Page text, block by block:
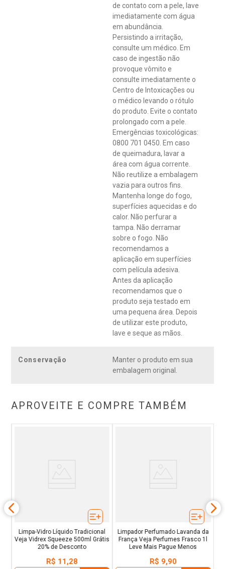
de contato com a pele, lave
imediatamente com água
em abundância.
Persistindo a irritação,
consulte um médico. Em
caso de ingestão não
provoque vômito e
consulte imediatamente o
Centro de Intoxicações ou
o médico levando o rótulo
do produto. Evite o contato
prolongado com a pele.
Emergências toxicológicas:
0800 701 0450. Em caso
de queimadura, lavar a
área com água corrente.
Não reutilize a embalagem
vazia para outros fins.
Mantenha longe do fogo,
superfícies aquecidas e do
calor. Não perfurar a
tampa. Não derramar
sobre o fogo. Não
recomendamos a
aplicação em superfícies
com película adesiva.
Antes da aplicação
recomendamos que o
produto seja testado em
uma pequena área. Depois
de utilizar este produto,
lave e seque as mãos.
Conservação
Manter o produto em sua
embalagem original.
APROVEITE E COMPRE TAMBÉM
Limpa-Vidro Líquido Tradicional
Veja Vidrex Squeeze 500ml Grátis
20% de Desconto
R$ 11,28
Limpador Perfumado Lavanda da
França Veja Perfumes Frasco 1l
Leve Mais Pague Menos
R$ 9,90